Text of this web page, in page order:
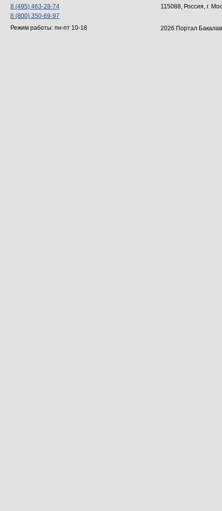
8 (495) 463-28-74
8 (800) 350-69-97
Режим работы: пн-пт 10-18
115088, Россия, г.
2026 Портал